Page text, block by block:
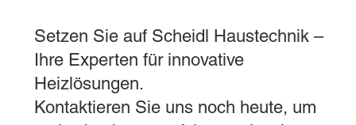
Setzen Sie auf Scheidl Haustechnik –
Ihre Experten für innovative
Heizlösungen.
Kontaktieren Sie uns noch heute, um